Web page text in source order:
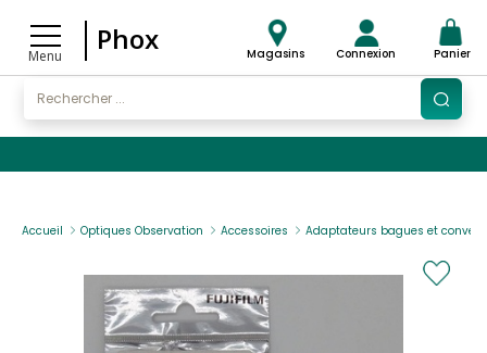
Menu
Phox Magasins Connexion Panier
Accueil Optiques Observation Accessoires Adaptateurs bagues et